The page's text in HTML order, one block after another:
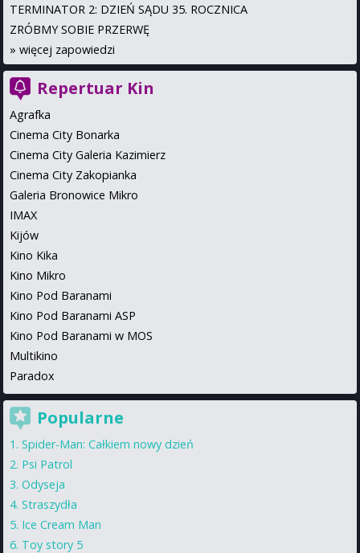
TERMINATOR 2: DZIEŃ SĄDU 35. ROCZNICA
ZRÓBMY SOBIE PRZERWĘ
» więcej zapowiedzi
Repertuar Kin
Agrafka
Cinema City Bonarka
Cinema City Galeria Kazimierz
Cinema City Zakopianka
Galeria Bronowice Mikro
IMAX
Kijów
Kino Kika
Kino Mikro
Kino Pod Baranami
Kino Pod Baranami ASP
Kino Pod Baranami w MOS
Multikino
Paradox
Popularne
Spider-Man: Całkiem nowy dzień
Psi Patrol
Odyseja
Straszydła
Ice Cream Man
Toy story 5